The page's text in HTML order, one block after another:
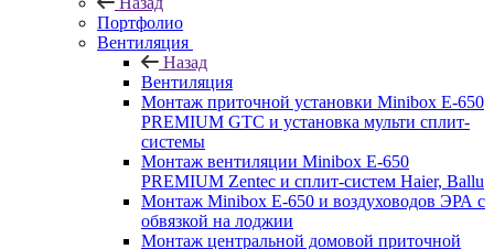
Портфолио
Вентиляция
Назад
Вентиляция
Монтаж приточной установки Minibox E-650
PREMIUM GTC и установка мульти сплит-
системы
Монтаж вентиляции Minibox E-650
PREMIUM Zentec и сплит-систем Haier, Ballu
Монтаж Minibox E-650 и воздуховодов ЭРА с
обвязкой на лоджии
Монтаж центральной домовой приточной